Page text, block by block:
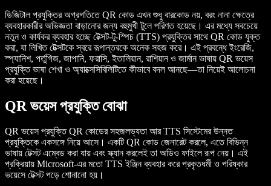
ডিজিটাল প্রযুক্তির অগ্রগতিতে QR কোড এখন শুধু বারকোড নয়, বরং নানা ক্ষেত্রে
ব্যবহারকারীর অভিজ্ঞতা বাড়ানোর জন্য বহুমুখী টুলে পরিণত হয়েছে। এর মধ্যে সবচেয়ে
নতুন ও কার্যকর ব্যবহার হচ্ছে টেক্সট-টু-স্পিচ (TTS) প্রযুক্তির সাথে QR কোড যুক্ত
করা, যা লিখিত টেক্সটকে স্বরে রূপান্তরকে অনেক সহজ করে। এই প্রবন্ধে ইংরেজি,
স্প্যানিশ, পর্তুগিজ, জাপানি, ফরাসি, ইতালিয়ান, রাশিয়ান ও জার্মান ভাষায় QR ভয়েস
প্রযুক্তি ভাষা শেখা ও অ্যাক্সেসিবিলিটিতে কীভাবে বদল আনছে—তা নিয়েই আলোচনা
করা হয়েছে।
QR ভয়েস প্রযুক্তি বোঝা
QR ভয়েস প্রযুক্তি QR কোডের সহজলভ্যতা আর TTS সিস্টেমের উন্নত
প্রযুক্তিকে একসঙ্গে নিয়ে আসে। একটি QR কোড জেনারেট করলে, এতে বিভিন্ন
ভাষায় টেক্সট এম্বেড করা যায় এবং স্ক্যান করলেই তা অডিও ফাইলে রূপ নেয়। এই
প্রক্রিয়ায় Microsoft-এর মতো TTS ইঞ্জিন ব্যবহার করে প্রকৃতধর্মী ও পরিষ্কার
ভয়েসে টেক্সট পড়ে শোনানো হয়।